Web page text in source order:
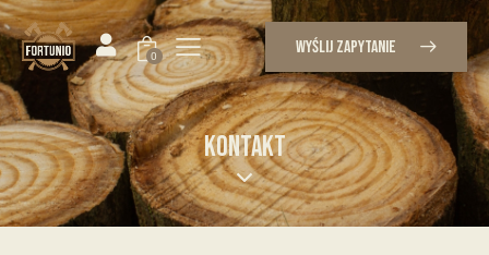
0 WYŚLIJ ZAPYTANIE
KONTAKT